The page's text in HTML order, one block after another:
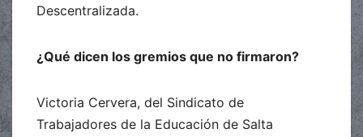
Descentralizada.
¿Qué dicen los gremios que no firmaron?
Victoria Cervera, del Sindicato de
Trabajadores de la Educación de Salta